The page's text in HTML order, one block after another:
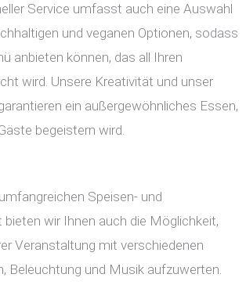
Service umfasst auch eine Auswahl
und veganen Optionen, sodass
anbieten können, das all Ihren
wird. Unsere Kreativität und unser
ein außergewöhnliches Essen,
begeistern wird.
Speisen- und
bieten wir Ihnen auch die Möglichkeit,
Veranstaltung mit verschiedenen
Beleuchtung und Musik aufzuwerten.